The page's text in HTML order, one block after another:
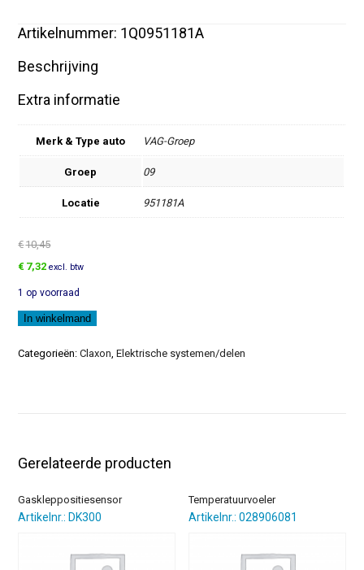
Artikelnummer: 1Q0951181A
Beschrijving
Extra informatie
Merk & Type auto VAG-Groep
Groep 09
Locatie 951181A
€10,45
Oorspronkelijke
was:
€10,45.
€ 7,32Huidige
is:
€7,32.
excl. btw
1 op voorraad
Houder
aantal
In winkelmand
Categorieën:Claxon,Elektrische systemen/delen
Gerelateerde producten
Gaskleppositiesensor
Artikelnr.: DK300
Temperatuurvoeler
Artikelnr.: 028906081